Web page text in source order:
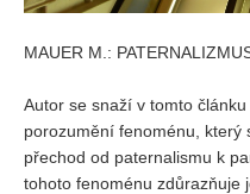
MAUER M.:
Autor se snaží v tomto
porozumění fenoménu, který
přechod od paternalismu k
tohoto fenoménu zdůrazňuje